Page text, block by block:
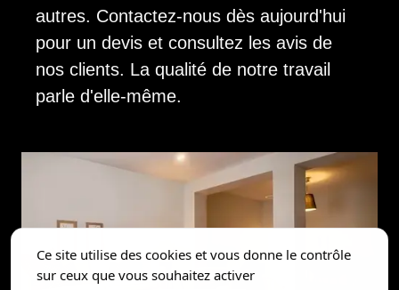
autres. Contactez-nous dès aujourd'hui
pour un devis et consultez les avis de
nos clients. La qualité de notre travail
parle d'elle-même.
Ce site utilise des cookies et vous donne le contrôle
sur ceux que vous souhaitez activer